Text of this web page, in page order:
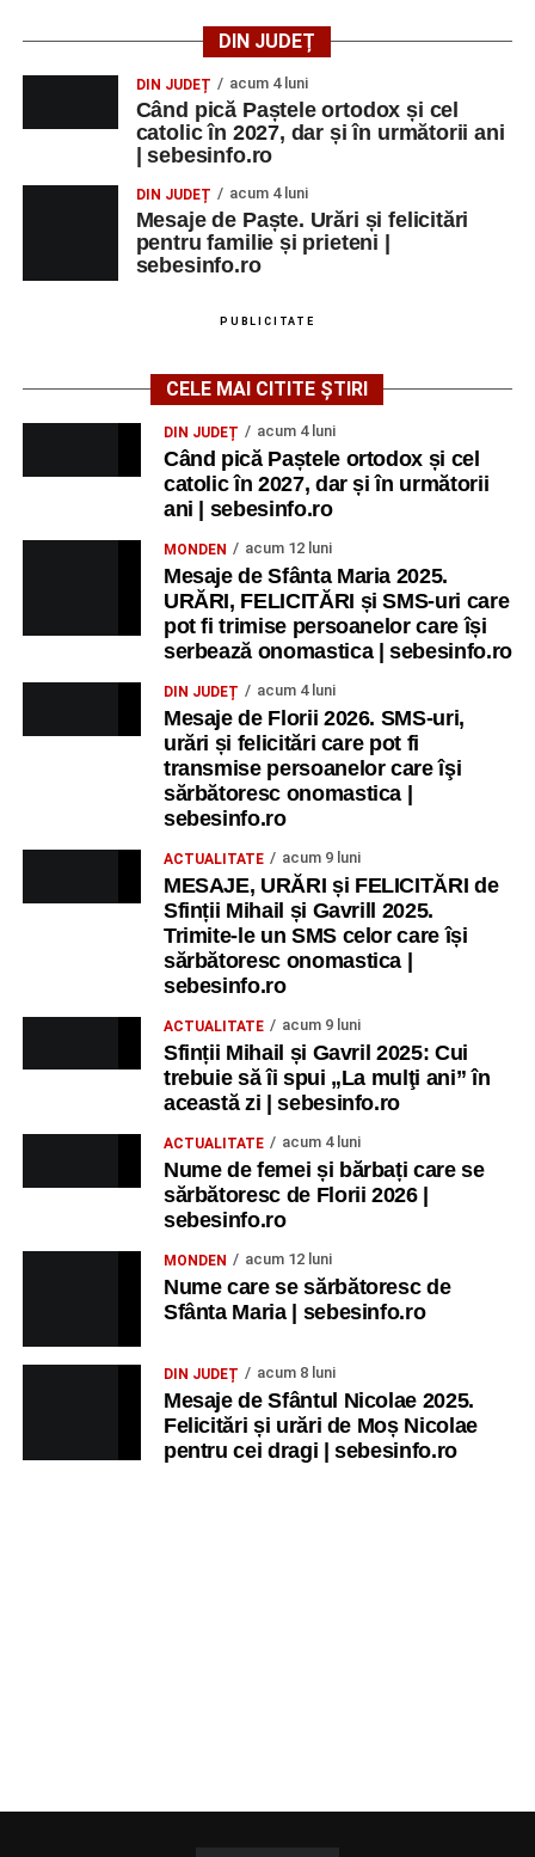
participarea unor îndrăgiți interpreți de muzică
Orele 16:00–24:00 – Parcul Arini:parc de
distracții.
Adaugă-ne ca sursă preferată
Urmărește-ne pe Google News
Ultimele știri din Sebeș
Zilele Municipiului Sebeș 2026: zece zile de
spectacole, filme, sport și evenimente culturale, la
festivalul „Armonii în Sebeș”. Programul complet
Primăria Sebeș a decis să reducă intensitatea
iluminatului public pe timpul nopții, în contextul
apelului la economii al Guvernului Bolojan
Duminică, 23 august 2026, Râpa Roșie găzduiește
cea de-a III-a ediție a concursului „CicloAventurier
de Sebeș”
DIN JUDEȚ
DIN JUDEȚ acum 4 luni
Când pică Paștele ortodox și cel
catolic în 2027, dar și în următorii ani
| sebesinfo.ro
DIN JUDEȚ acum 4 luni
Mesaje de Paște. Urări și felicitări
pentru familie și prieteni |
sebesinfo.ro
PUBLICITATE
CELE MAI CITITE ȘTIRI
DIN JUDEȚ acum 4 luni
Când pică Paștele ortodox și cel
catolic în 2027, dar și în următorii
ani | sebesinfo.ro
MONDEN acum 12 luni
Mesaje de Sfânta Maria 2025.
URĂRI, FELICITĂRI și SMS-uri care
pot fi trimise persoanelor care își
serbează onomastica | sebesinfo.ro
DIN JUDEȚ acum 4 luni
Mesaje de Florii 2026. SMS-uri,
urări și felicitări care pot fi
transmise persoanelor care îşi
sărbătoresc onomastica |
sebesinfo.ro
ACTUALITATE acum 9 luni
MESAJE, URĂRI și FELICITĂRI de
Sfinții Mihail și Gavrill 2025.
Trimite-le un SMS celor care își
sărbătoresc onomastica |
sebesinfo.ro
ACTUALITATE acum 9 luni
Sfinții Mihail și Gavril 2025: Cui
trebuie să îi spui „La mulţi ani” în
această zi | sebesinfo.ro
ACTUALITATE acum 4 luni
Nume de femei și bărbați care se
sărbătoresc de Florii 2026 |
sebesinfo.ro
MONDEN acum 12 luni
Nume care se sărbătoresc de
Sfânta Maria | sebesinfo.ro
DIN JUDEȚ acum 8 luni
Mesaje de Sfântul Nicolae 2025.
Felicitări și urări de Moș Nicolae
pentru cei dragi | sebesinfo.ro